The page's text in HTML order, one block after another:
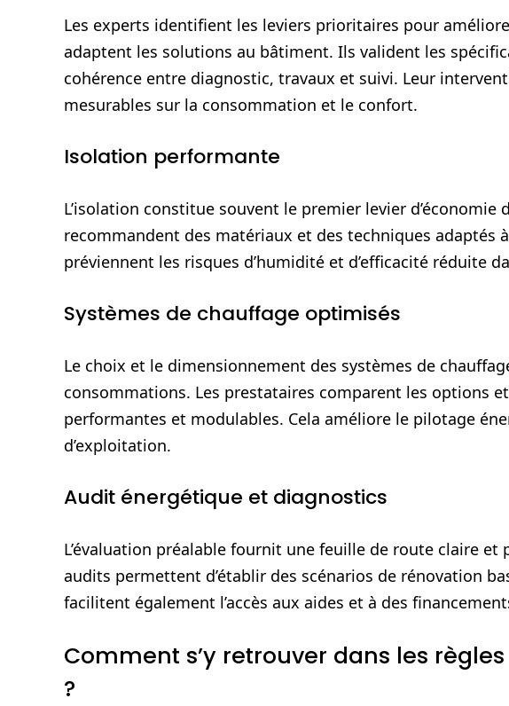
Les experts identifient les leviers prioritaires pour
adaptent les solutions au bâtiment. Ils valident les
cohérence entre diagnostic, travaux et suivi. Leur
mesurables sur la consommation et le confort.
Isolation performante
L’isolation constitue souvent le premier levier d’économie
recommandent des matériaux et des techniques adaptés
préviennent les risques d’humidité et d’efficacité réduite
Systèmes de chauffage optimisés
Le choix et le dimensionnement des systèmes de
consommations. Les prestataires comparent les options
performantes et modulables. Cela améliore le pilotage
d’exploitation.
Audit énergétique et diagnostics
L’évaluation préalable fournit une feuille de route claire et
audits permettent d’établir des scénarios de rénovation
facilitent également l’accès aux aides et à des
Comment s’y retrouver dans les
?